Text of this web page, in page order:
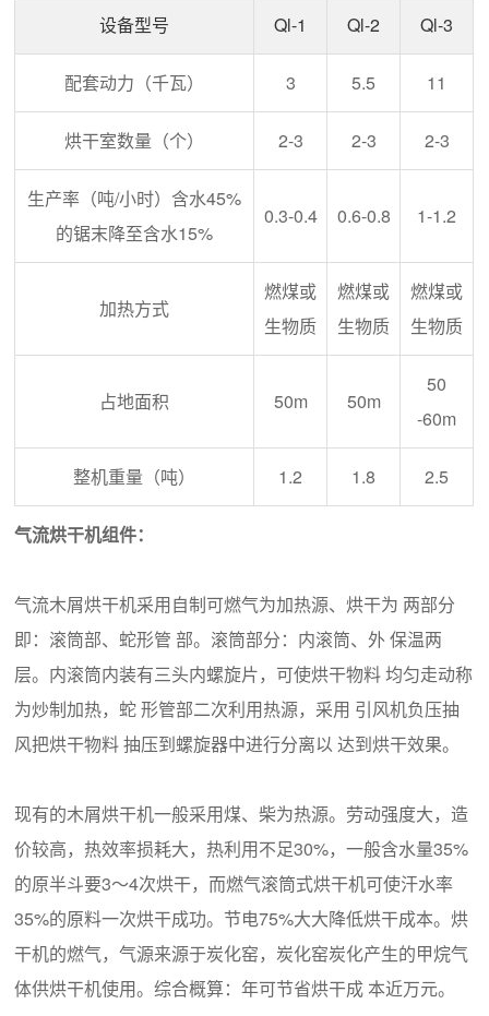
设备型号 Ql-1 Ql-2 Ql-3
配套动力（千瓦） 3 5.5 11
烘干室数量（个） 2-3 2-3 2-3
生产率（吨/小时）含水45%
的锯末降至含水15%
0.3-0.4 0.6-0.8 1-1.2
加热方式
燃煤或
生物质
燃煤或
生物质
燃煤或
生物质
占地面积 50m 50m
50
-60m
整机重量（吨） 1.2 1.8 2.5
气流烘干机组件：
气流木屑烘干机采用自制可燃气为加热源、烘干为 两部分
即：滚筒部、蛇形管 部。滚筒部分：内滚筒、外 保温两
层。内滚筒内装有三头内螺旋片，可使烘干物料 均匀走动称
为炒制加热，蛇 形管部二次利用热源，采用 引风机负压抽
风把烘干物料 抽压到螺旋器中进行分离以 达到烘干效果。
现有的木屑烘干机一般采用煤、柴为热源。劳动强度大，造
价较高，热效率损耗大，热利用不足30%，一般含水量35%
的原半斗要3～4次烘干，而燃气滚筒式烘干机可使汗水率
35%的原料一次烘干成功。节电75%大大降低烘干成本。烘
干机的燃气，气源来源于炭化窑，炭化窑炭化产生的甲烷气
体供烘干机使用。综合概算：年可节省烘干成 本近万元。